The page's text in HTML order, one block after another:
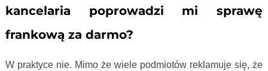
kancelaria poprowadzi mi sprawę
frankową za darmo?
W praktyce nie. Mimo że wiele podmiotów reklamuje się, że